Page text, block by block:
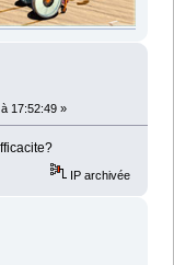
17:52:49 »
IP archivée